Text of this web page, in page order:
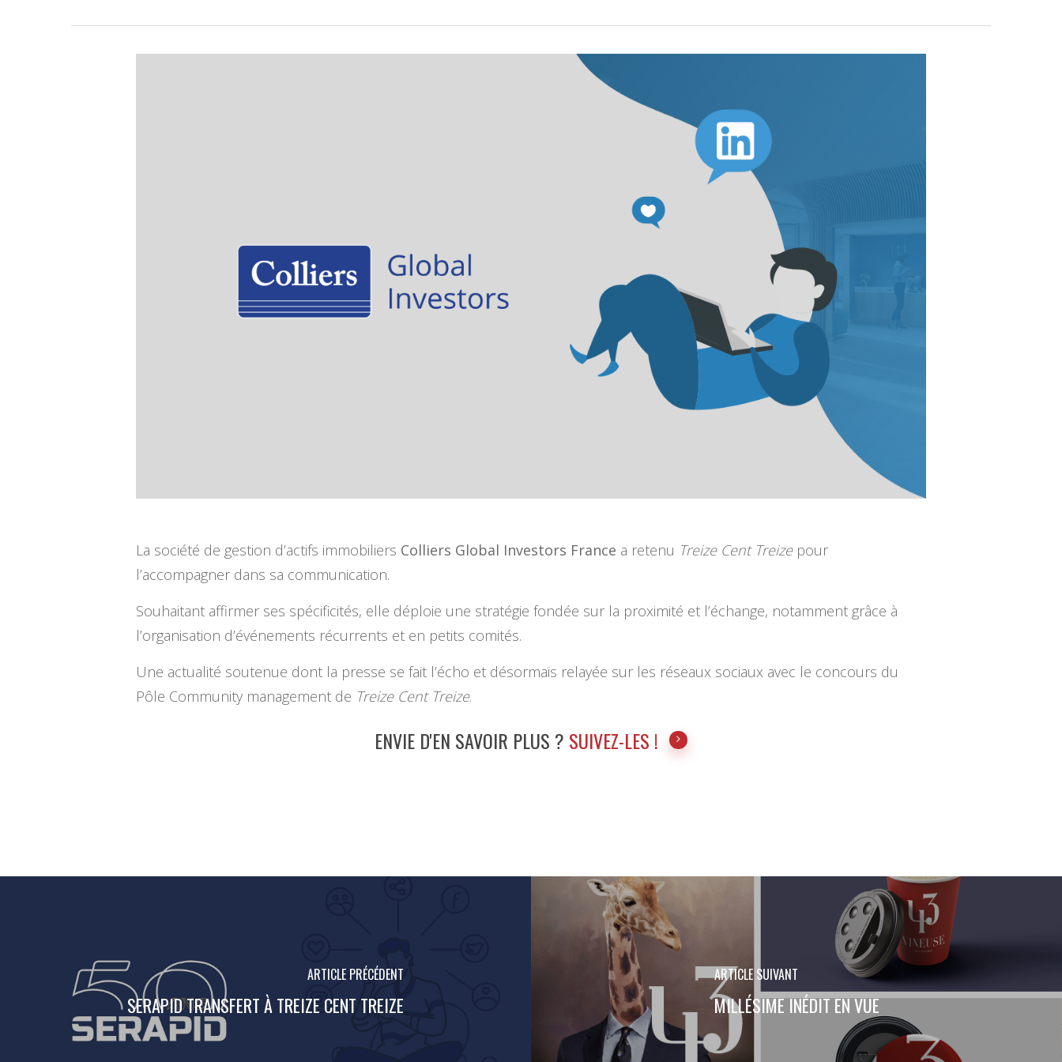
La société de gestion d’actifs immobiliers Colliers Global Investors France a retenu Treize Cent Treizepour
l’accompagner dans sa communication.
Souhaitant affirmer ses spécificités, elle déploie une stratégie fondée sur la proximité et l’échange, notamment grâce à
l’organisation d’événements récurrents et en petits comités.
Une actualité soutenue dont la presse se fait l’écho et désormais relayée sur les réseaux sociaux avec le concours du
Pôle Community management de Treize Cent Treize.
ENVIE D'EN SAVOIR PLUS ? SUIVEZ-LES !
ARTICLE PRÉCÉDENT
SERAPID TRANSFERT À TREIZE CENT TREIZE
ARTICLE SUIVANT
MILLÉSIME INÉDIT EN VUE